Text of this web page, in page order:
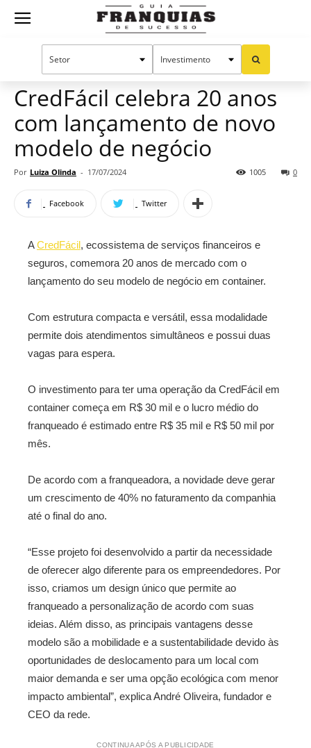
Guia
Mercado de franquias
CredFácil celebra 20 anos
com lançamento de novo
modelo de negócio
Por Luiza Olinda - 17/07/2024 0
1005
Facebook Twitter
ACredFácil, ecossistema de serviços financeiros e
seguros, comemora 20 anos de mercado com o
lançamento do seu modelo de negócio em container.
Com estrutura compacta e versátil, essa modalidade
permite dois atendimentos simultâneos e possui duas
vagas para espera.
O investimento para ter uma operação da CredFácil em
container começa em R$ 30 mil e o lucro médio do
franqueado é estimado entre R$ 35 mil e R$ 50 mil por
mês.
De acordo com a franqueadora, a novidade deve gerar
um crescimento de 40% no faturamento da companhia
até o final do ano.
“Esse projeto foi desenvolvido a partir da necessidade
de oferecer algo diferente para os empreendedores. Por
isso, criamos um design único que permite ao
franqueado a personalização de acordo com suas
ideias. Além disso, as principais vantagens desse
modelo são a mobilidade e a sustentabilidade devido às
oportunidades de deslocamento para um local com
maior demanda e ser uma opção ecológica com menor
impacto ambiental”, explica André Oliveira, fundador e
CEO da rede.
CONTINUA APÓS A PUBLICIDADE